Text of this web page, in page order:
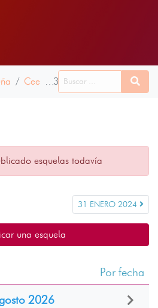
Cee 30 ENERO 2024
esquelas todavía
31 ENERO 2024
una esquela
Por fecha
2026